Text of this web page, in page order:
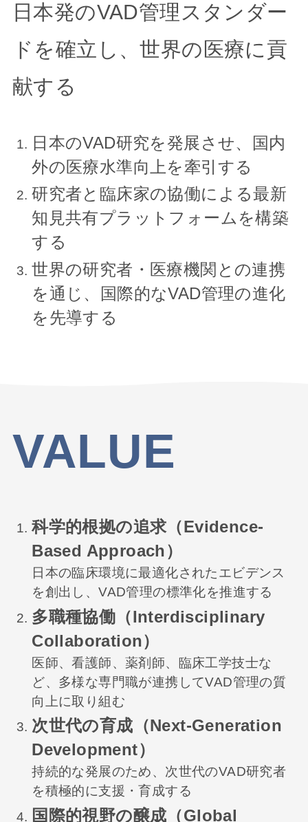
日本発のVAD管理スタンダー
ドを確立し、世界の医療に貢
献する
日本のVAD研究を発展させ、国内
外の医療水準向上を牽引する
研究者と臨床家の協働による最新
知見共有プラットフォームを構築
する
世界の研究者・医療機関との連携
を通じ、国際的なVAD管理の進化
を先導する
VALUE
科学的根拠の追求（Evidence-
Based Approach）
日本の臨床環境に最適化されたエビデンス
を創出し、VAD管理の標準化を推進する
多職種協働（Interdisciplinary
Collaboration）
医師、看護師、薬剤師、臨床工学技士な
ど、多様な専門職が連携してVAD管理の質
向上に取り組む
次世代の育成（Next-Generation
Development）
持続的な発展のため、次世代のVAD研究者
を積極的に支援・育成する
国際的視野の醸成（Global